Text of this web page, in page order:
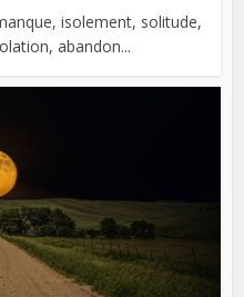
isolement, solitude,
abandon...